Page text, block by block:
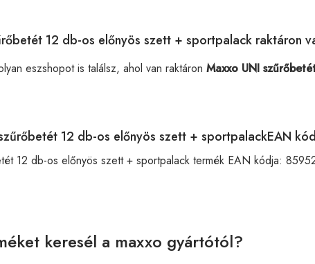
12 db-os előnyös szett + sportpalack raktáron
eszshopot is találsz, ahol van raktáron Maxxo UNI
12 db-os előnyös szett + sportpalackEAN
12 db-os előnyös szett + sportpalack termék EAN kódja:
keresél a maxxo gyártótól?